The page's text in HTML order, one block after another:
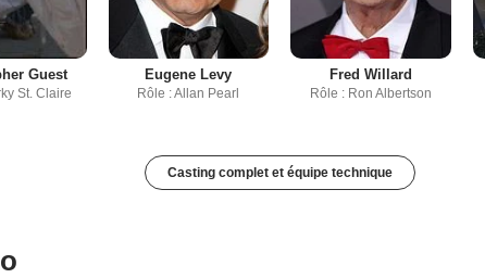
Guest
St. Claire
Eugene Levy
Rôle : Allan Pearl
Fred Willard
Rôle : Ron Albertson
Casting complet et équipe technique